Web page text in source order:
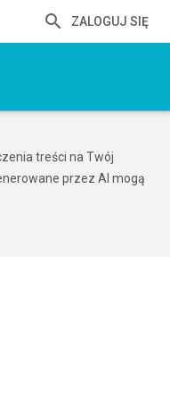
ZALOGUJ SIĘ
treści na Twój
przez AI mogą